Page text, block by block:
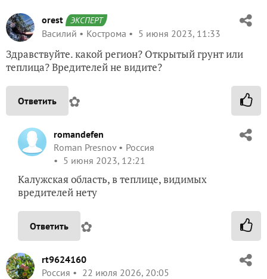
orest ЭКСПЕРТ
Василий Кострома 5 июня 2023, 11:33
Здравствуйте. какой регион? Открытый грунт или
теплица? Вредителей не видите?
Ответить ✿
romandefen
Roman Presnov
Россия
5 июня 2023, 12:21
Калужская область, в теплице, видимых
вредителей нету
Ответить ✿
rt9624160
Россия
22 июля 2026, 20:05